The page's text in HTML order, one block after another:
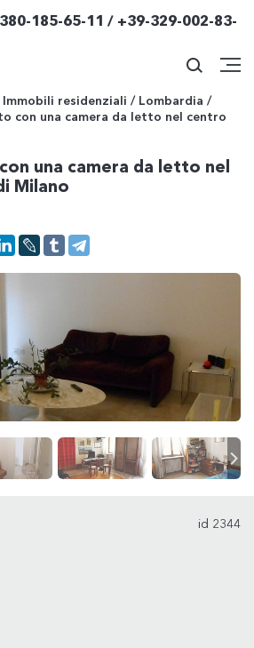
185-65-11 / +39-329-002-83-
Immobili residenziali / Lombardia /
con una camera da letto nel centro
una camera da letto nel
Milano
id 2344